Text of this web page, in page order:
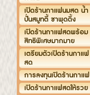
เปิดร้านกาแฟนมสด น้ำ
ปั่นสมูทตี้ ชาพุดดิ้ง
เปิดร้านกาแฟสดพร้อม
สิทธิพิเศษมากมาย
เตรียมตัวเปิดร้านกาแฟ
สด
การลงทุนเปิดร้านกาแฟ
เปิดร้านกาแฟสดให้รวย